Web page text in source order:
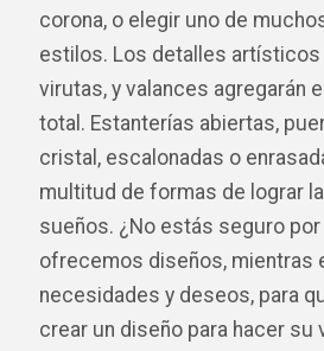
corona, o elegir uno de
estilos. Los detalles
virutas, y valances agregarán
total. Estanterías abiertas,
cristal, escalonadas o
multitud de formas de lograr
sueños. ¿No estás seguro
ofrecemos diseños, mientras
necesidades y deseos, para
crear un diseño para hacer su